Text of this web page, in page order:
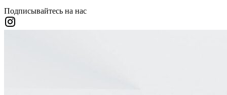
Подписывайтесь на нас